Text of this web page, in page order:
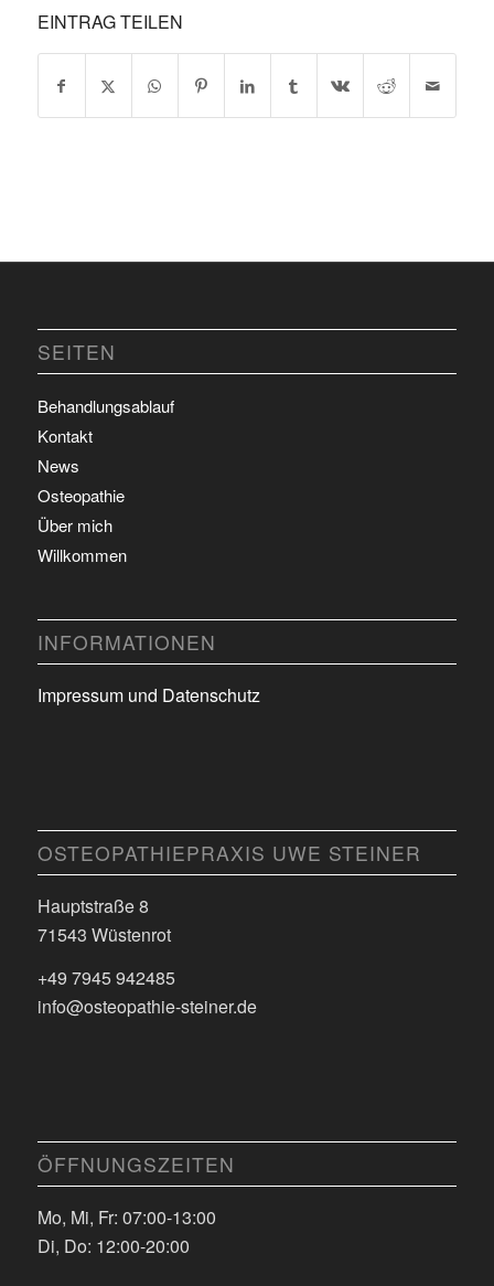
EINTRAG TEILEN
SEITEN
Behandlungsablauf
Kontakt
News
Osteopathie
Über mich
Willkommen
INFORMATIONEN
Impressum und Datenschutz
OSTEOPATHIEPRAXIS UWE STEINER
Hauptstraße 8
71543 Wüstenrot
+49 7945 942485
info@osteopathie-steiner.de
ÖFFNUNGSZEITEN
Mo, Mi, Fr: 07:00-13:00
Di, Do: 12:00-20:00